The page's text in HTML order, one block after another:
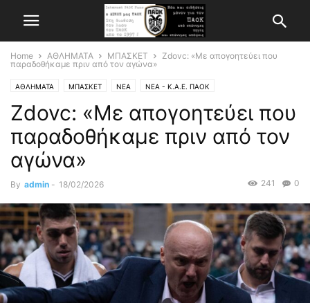
Home ΑΘΛΗΜΑΤΑ ΜΠΑΣΚΕΤ
Zdovc: «Με απογοητεύει που
παραδοθήκαμε πριν από τον αγώνα»
ΑΘΛΗΜΑΤΑ ΜΠΑΣΚΕΤ ΝΕΑ ΝΕΑ - Κ.Α.Ε. ΠΑΟΚ
Zdovc: «Με απογοητεύει που
παραδοθήκαμε πριν από τον
αγώνα»
By admin - 18/02/2026 0
241